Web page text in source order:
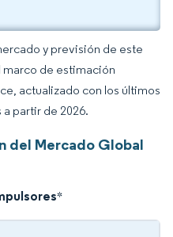
y previsión de este
de estimación
actualizado con los últimos
partir de 2026.
del Mercado Global
*